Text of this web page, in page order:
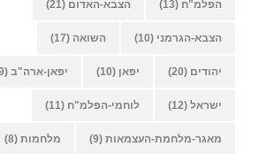
הפלמ"ח (13) הצבא-האדום (21)
הצבא-הגרמני (10) השואה (17)
יהודים (20) יפאן (10) יפאן-ארה"ב (9)
ישראל (12) לוחמי-הפלמ"ח (11)
מאגר-מלחמת-העצמאות (9) מלחמות (8)